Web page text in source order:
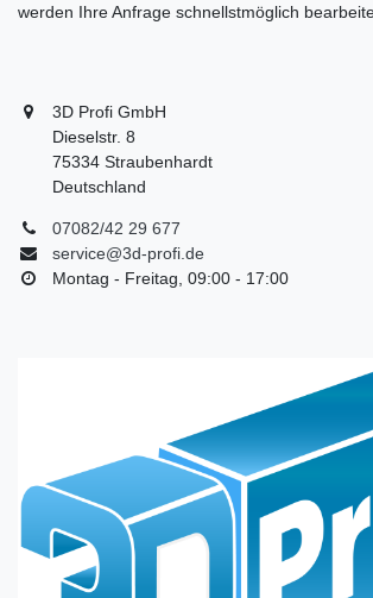
werden Ihre Anfrage schnellstmöglich
3D Profi GmbH
Dieselstr. 8
75334 Straubenhardt
Deutschland
07082/42 29 677
service@3d-profi.de
Montag - Freitag, 09:00 - 17:00